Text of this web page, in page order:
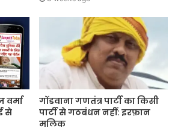
से
गोंडवाना गणतंत्र पार्टी का किसी
पार्टी से गठबंधन नहीं: इरफ़ान
मलिक